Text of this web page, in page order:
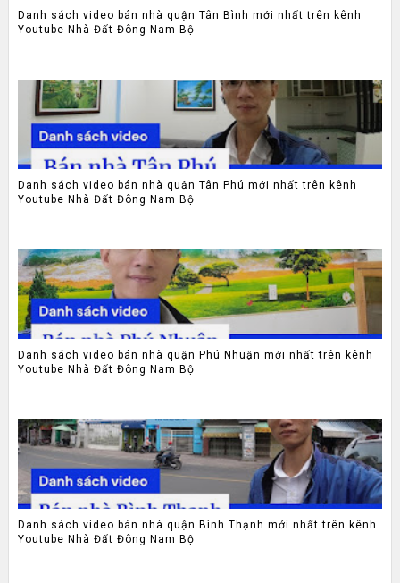
Danh sách video bán nhà quận Tân Bình mới nhất trên kênh
Youtube Nhà Đất Đông Nam Bộ
Danh sách video bán nhà quận Tân Phú mới nhất trên kênh
Youtube Nhà Đất Đông Nam Bộ
Danh sách video bán nhà quận Phú Nhuận mới nhất trên kênh
Youtube Nhà Đất Đông Nam Bộ
Danh sách video bán nhà quận Bình Thạnh mới nhất trên kênh
Youtube Nhà Đất Đông Nam Bộ